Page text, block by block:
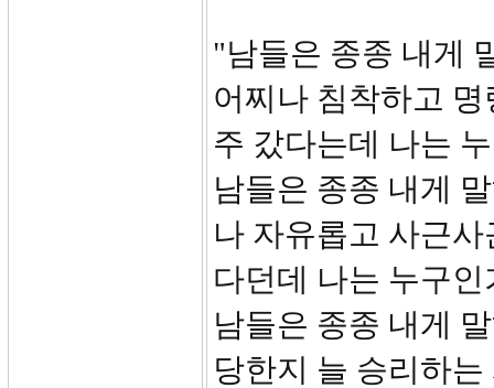
"남들은 종종 내게
어찌나 침착하고
주 갔다는데 나는
남들은 종종 내게
나 자유롭고 사근
다던데 나는 누구인
남들은 종종 내게
당한지 늘 승리하